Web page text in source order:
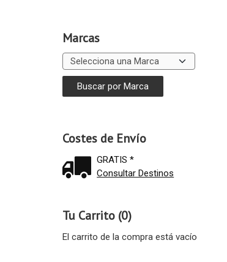
Marcas
Costes de Envío
GRATIS *
Consultar Destinos
Tu Carrito (0)
El carrito de la compra está vacío